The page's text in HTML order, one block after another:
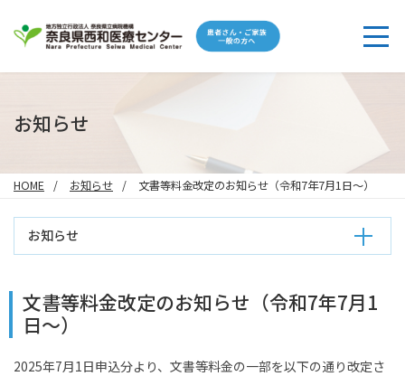
お知らせ
HOME お知らせ 文書等料金改定のお知らせ（令和7年7月1日～）
お知らせ
文書等料金改定のお知らせ（令和7年7月1
日～）
2025年7月1日申込分より、文書等料金の一部を以下の通り改定さ